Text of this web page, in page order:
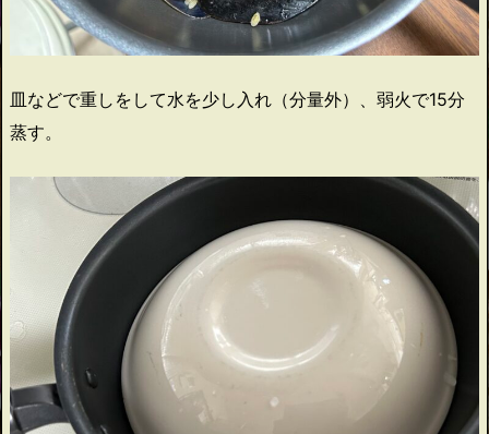
皿などで重しをして水を少し入れ（分量外）、弱火で15分
蒸す。